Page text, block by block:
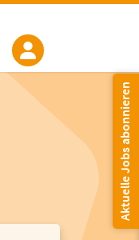
Aktuelle Jobs abonnieren